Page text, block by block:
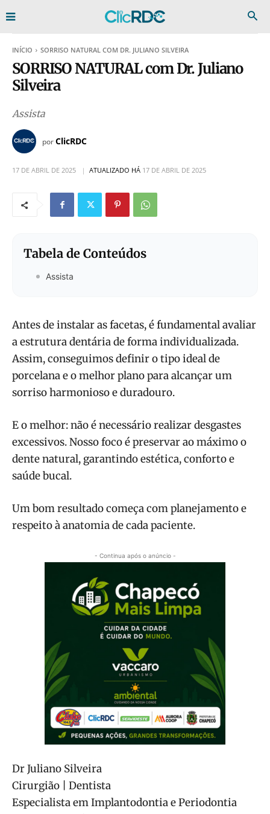
INÍCIO SORRISO NATURAL COM DR. JULIANO SILVEIRA
SORRISO NATURAL com Dr. Juliano
Silveira
Assista
porClicRDC
17 DE ABRIL DE 2025 ATUALIZADO HÁ 17 DE ABRIL DE 2025
Tabela de Conteúdos
Assista
Antes de instalar as facetas, é fundamental avaliar
a estrutura dentária de forma individualizada.
Assim, conseguimos definir o tipo ideal de
porcelana e o melhor plano para alcançar um
sorriso harmonioso e duradouro.
E o melhor: não é necessário realizar desgastes
excessivos. Nosso foco é preservar ao máximo o
dente natural, garantindo estética, conforto e
saúde bucal.
Um bom resultado começa com planejamento e
respeito à anatomia de cada paciente.
- Continua após o anúncio -
Dr Juliano Silveira
Cirurgião | Dentista
Especialista em Implantodontia e Periodontia